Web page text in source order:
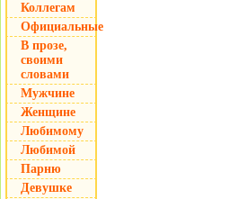
Коллегам
Официальные
В прозе,
своими
словами
Мужчине
Женщине
Любимому
Любимой
Парню
Девушке